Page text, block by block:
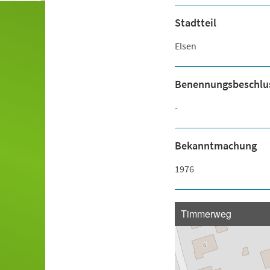
Stadtteil
Elsen
-
Bekanntmachung
1976
Timmerweg